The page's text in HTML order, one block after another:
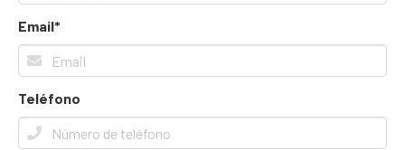
Email*
Teléfono